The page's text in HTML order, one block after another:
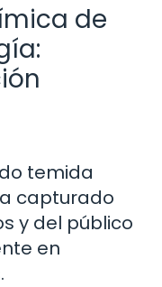
de
temida
capturado
y del público
en